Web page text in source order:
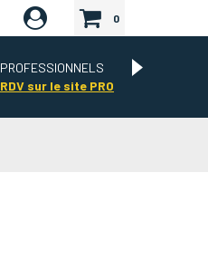
0
PROFESSIONNELS
RDV sur le site PRO